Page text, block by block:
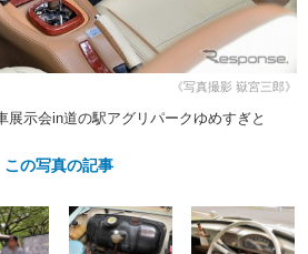
修理
カーメーカー「旧車」関連プロジェ
クト
プロショップ検索
プロジ
コラム
《写真撮影 嶽宮三郎》
展示会in道の駅アグリパークゆめすぎと
この写真の記事